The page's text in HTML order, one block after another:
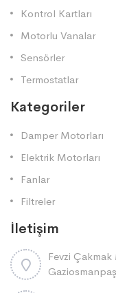
Kontrol Kartları
Motorlu Vanalar
Sensörler
Termostatlar
Kategoriler
Damper Motorları
Elektrik Motorları
Fanlar
Filtreler
İletişim
Fevzi